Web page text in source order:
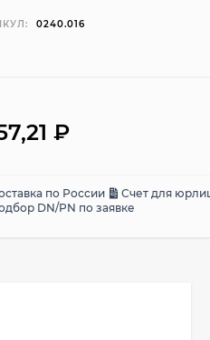
0240.016
₽
по России
Счет для
DN/PN по заявке